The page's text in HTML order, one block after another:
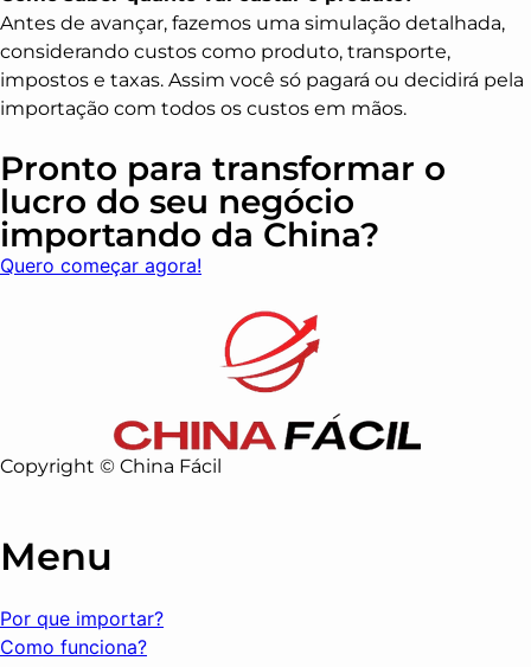
Antes de avançar, fazemos uma simulação detalhada,
considerando custos como produto, transporte,
impostos e taxas. Assim você só pagará ou decidirá pela
importação com todos os custos em mãos.
Pronto para transformar o
lucro do seu negócio
importando da China?
Quero começar agora!
Copyright © China Fácil
Menu
Por que importar?
Como funciona?